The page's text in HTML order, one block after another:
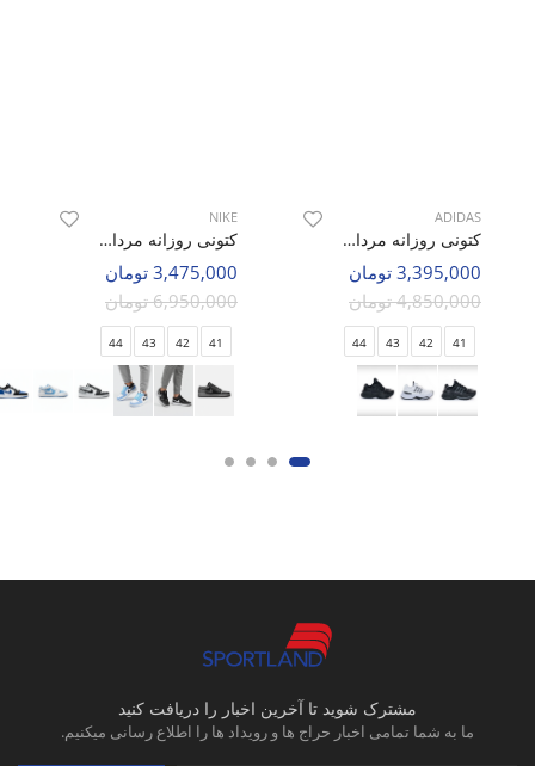
ADIDAS
کتونی روزانه مردانه آدیداس Adidas Adidas Ozweego M
3,395,000 تومان
4,850,000 تومان
41
42
43
44
NIKE
کتونی روزانه مردانه نایک Nike Air Jordan 1 Low LX M
3,475,000 تومان
6,950,000 تومان
41
42
43
44
مشترک شوید تا آخرین اخبار را دریافت کنید
ما به شما تمامی اخبار حراج ها و رویداد ها را اطلاع رسانی میکنیم.